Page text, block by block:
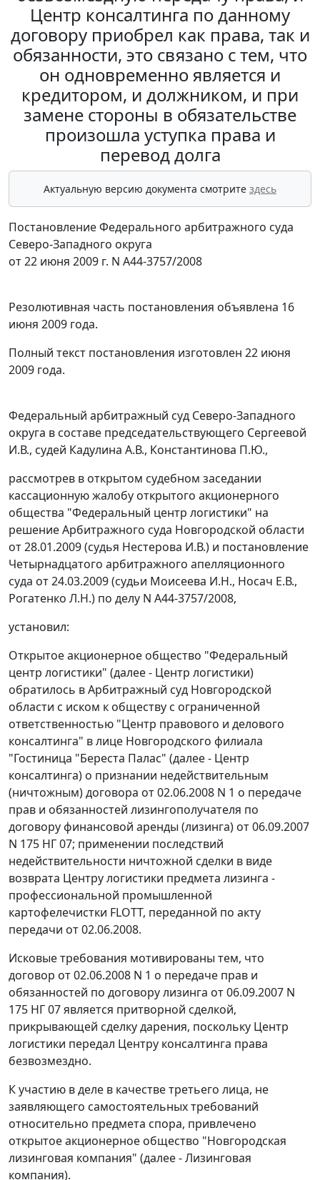
Центр консалтинга по данному
договору приобрел как права, так и
обязанности, это связано с тем, что
он одновременно является и
кредитором, и должником, и при
замене стороны в обязательстве
произошла уступка права и
перевод долга
Актуальную версию документа смотрите здесь
Постановление Федерального арбитражного суда
Северо-Западного округа
от 22 июня 2009 г. N А44-3757/2008
Резолютивная часть постановления объявлена 16
июня 2009 года.
Полный текст постановления изготовлен 22 июня
2009 года.
Федеральный арбитражный суд Северо-Западного
округа в составе председательствующего Сергеевой
И.В., судей Кадулина А.В., Константинова П.Ю.,
рассмотрев в открытом судебном заседании
кассационную жалобу открытого акционерного
общества "Федеральный центр логистики" на
решение Арбитражного суда Новгородской области
от 28.01.2009 (судья Нестерова И.В.) и постановление
Четырнадцатого арбитражного апелляционного
суда от 24.03.2009 (судьи Моисеева И.Н., Носач Е.В.,
Рогатенко Л.Н.) по делу N А44-3757/2008,
установил:
Открытое акционерное общество "Федеральный
центр логистики" (далее - Центр логистики)
обратилось в Арбитражный суд Новгородской
области с иском к обществу с ограниченной
ответственностью "Центр правового и делового
консалтинга" в лице Новгородского филиала
"Гостиница "Береста Палас" (далее - Центр
консалтинга) о признании недействительным
(ничтожным) договора от 02.06.2008 N 1 о передаче
прав и обязанностей лизингополучателя по
договору финансовой аренды (лизинга) от 06.09.2007
N 175 НГ 07; применении последствий
недействительности ничтожной сделки в виде
возврата Центру логистики предмета лизинга -
профессиональной промышленной
картофелечистки FLOTT, переданной по акту
передачи от 02.06.2008.
Исковые требования мотивированы тем, что
договор от 02.06.2008 N 1 о передаче прав и
обязанностей по договору лизинга от 06.09.2007 N
175 НГ 07 является притворной сделкой,
прикрывающей сделку дарения, поскольку Центр
логистики передал Центру консалтинга права
безвозмездно.
К участию в деле в качестве третьего лица, не
заявляющего самостоятельных требований
относительно предмета спора, привлечено
открытое акционерное общество "Новгородская
лизинговая компания" (далее - Лизинговая
компания).